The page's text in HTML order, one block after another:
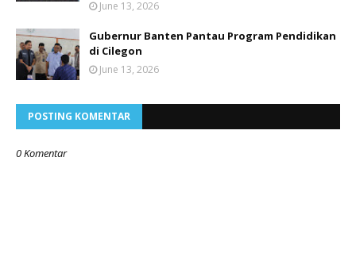
June 13, 2026
Gubernur Banten Pantau Program Pendidikan
di Cilegon
June 13, 2026
POSTING KOMENTAR
0 Komentar